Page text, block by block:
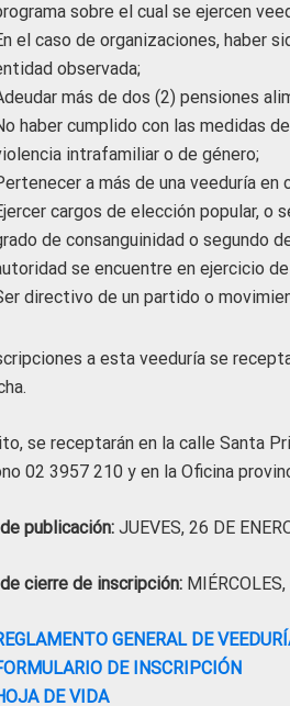
sobre el cual se ejercen
el caso de organizaciones, haber
observada;
más de dos (2) pensiones
haber cumplido con las medidas
intrafamiliar o de género;
a más de una veeduría en
cargos de elección popular, o
de consanguinidad o segundo
se encuentre en ejercicio
directivo de un partido o
a esta veeduría se
se receptarán en la calle Santa
02 3957 210 y en la Oficina
publicación: JUEVES, 26 DE
cierre de inscripción:
GENERAL DE
DE INSCRIPCIÓN
DE VIDA